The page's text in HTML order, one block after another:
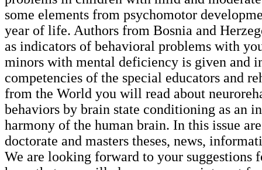
some elements from psychomotor
year of life. Authors from Bosnia and
as indicators of behavioral problems with
minors with mental deficiency is given and
competencies of the special educators and
from the World you will read about
behaviors by brain state conditioning as an
harmony of the human brain. In this issue
doctorate and masters theses, news,
We are looking forward to your